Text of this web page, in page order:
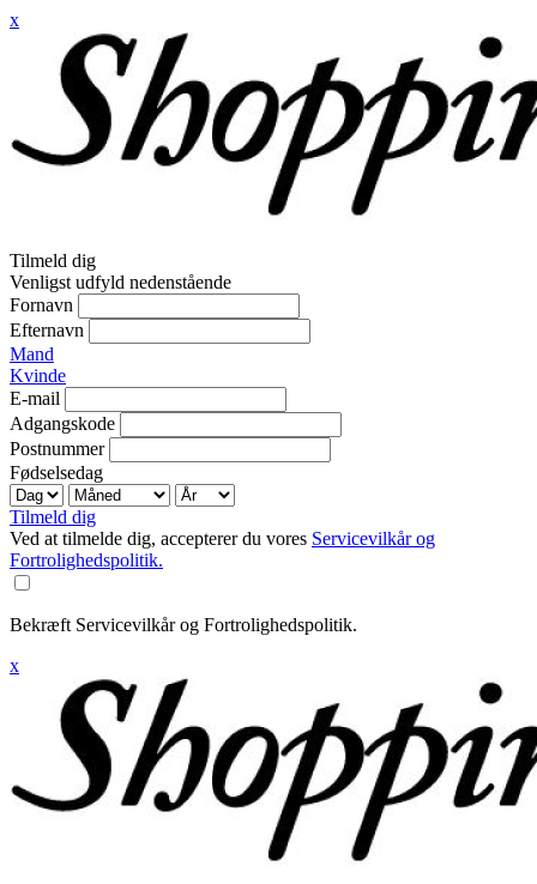
x
Tilmeld dig
Venligst udfyld nedenstående
Fornavn
Efternavn
Mand
Kvinde
E-mail
Adgangskode
Postnummer
Fødselsedag
Tilmeld dig
Ved at tilmelde dig, accepterer du vores Servicevilkår og
Fortrolighedspolitik.
Bekræft Servicevilkår og Fortrolighedspolitik.
x